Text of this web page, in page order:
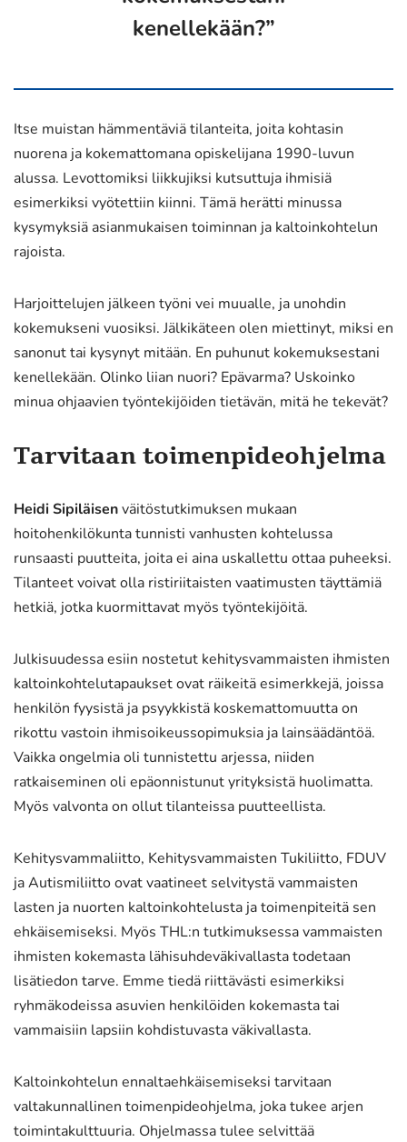
kenellekään?”
Itse muistan hämmentäviä tilanteita, joita kohtasin
nuorena ja kokemattomana opiskelijana 1990-luvun
alussa. Levottomiksi liikkujiksi kutsuttuja ihmisiä
esimerkiksi vyötettiin kiinni. Tämä herätti minussa
kysymyksiä asianmukaisen toiminnan ja kaltoinkohtelun
rajoista.
Harjoittelujen jälkeen työni vei muualle, ja unohdin
kokemukseni vuosiksi. Jälkikäteen olen miettinyt, miksi en
sanonut tai kysynyt mitään. En puhunut kokemuksestani
kenellekään. Olinko liian nuori? Epävarma? Uskoinko
minua ohjaavien työntekijöiden tietävän, mitä he tekevät?
Tarvitaan toimenpideohjelma
Heidi Sipiläisenväitöstutkimuksen mukaan
hoitohenkilökunta tunnisti vanhusten kohtelussa
runsaasti puutteita, joita ei aina uskallettu ottaa puheeksi.
Tilanteet voivat olla ristiriitaisten vaatimusten täyttämiä
hetkiä, jotka kuormittavat myös työntekijöitä.
Julkisuudessa esiin nostetut kehitysvammaisten ihmisten
kaltoinkohtelutapaukset ovat räikeitä esimerkkejä, joissa
henkilön fyysistä ja psyykkistä koskemattomuutta on
rikottu vastoin ihmisoikeussopimuksia ja lainsäädäntöä.
Vaikka ongelmia oli tunnistettu arjessa, niiden
ratkaiseminen oli epäonnistunut yrityksistä huolimatta.
Myös valvonta on ollut tilanteissa puutteellista.
Kehitysvammaliitto, Kehitysvammaisten Tukiliitto, FDUV
ja Autismiliitto ovat vaatineet selvitystä vammaisten
lasten ja nuorten kaltoinkohtelusta ja toimenpiteitä sen
ehkäisemiseksi. Myös THL:n tutkimuksessa vammaisten
ihmisten kokemasta lähisuhdeväkivallasta todetaan
lisätiedon tarve. Emme tiedä riittävästi esimerkiksi
ryhmäkodeissa asuvien henkilöiden kokemasta tai
vammaisiin lapsiin kohdistuvasta väkivallasta.
Kaltoinkohtelun ennaltaehkäisemiseksi tarvitaan
valtakunnallinen toimenpideohjelma, joka tukee arjen
toimintakulttuuria. Ohjelmassa tulee selvittää